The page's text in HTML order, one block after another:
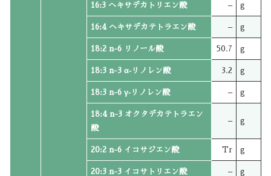
16:3 ヘキサデカトリエン酸 – g
16:4 ヘキサデカテトラエン酸 – g
18:2 n-6 リノール酸 50.7 g
18:3 n-3 α‐リノレン酸 3.2 g
18:3 n-6 γ‐リノレン酸 – g
18:4 n-3 オクタデカテトラエン
酸
– g
20:2 n-6 イコサジエン酸 Tr g
20:3 n-3 イコサトリエン酸 – g